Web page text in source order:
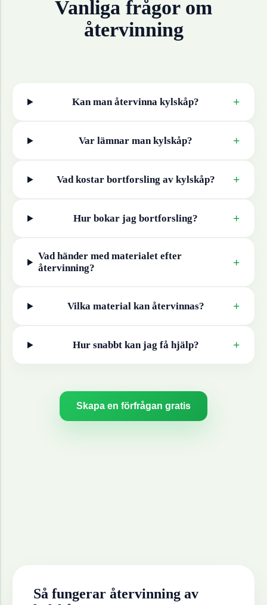
Vanliga frågor om
återvinning
Kan man återvinna kylskåp? +
Var lämnar man kylskåp? +
Vad kostar bortforsling av kylskåp? +
Hur bokar jag bortforsling? +
Vad händer med materialet efter
återvinning?
+
Vilka material kan återvinnas? +
Hur snabbt kan jag få hjälp? +
Skapa en förfrågan gratis
Så fungerar återvinning av